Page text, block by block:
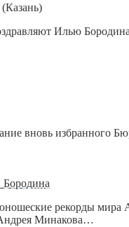
Илью
вновь избранного
рекорды
Минакова…